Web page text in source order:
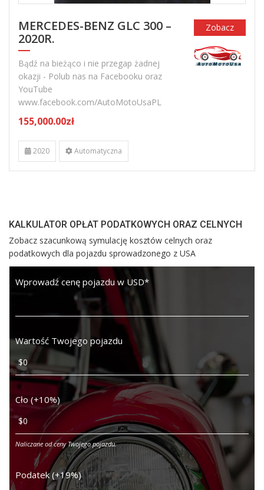
MERCEDES-BENZ GLC 300 –
2020R.
Bądź na bieżąco i nie przegap żadnej
okazji - Polub nas na Facebooku oraz
YouTube
www.facebook.com/AutoMotoUsaPL
155,000.00zł
Zobacz
2020 Automatyczna
KALKULATOR OPŁAT PODATKOWYCH ORAZ CELNYCH
Zobacz szacunkową symulację kosztów celnych oraz
podatkowych dla pojazdu sprowadzonego z USA
Wprowadź cenę pojazdu w USD*
Wartość Twojego pojazdu
Cło (+10%)
Naliczane od ceny Twojego pojazdu.
Podatek (+19%)